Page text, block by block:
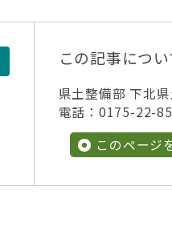
この記事につ
県土整備部 下北
電話：0175-22-
このページ